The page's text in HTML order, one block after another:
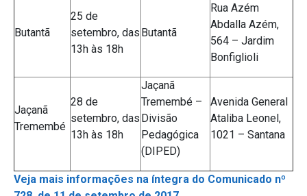
Butantã
25 de
setembro, das
13h às 18h
Butantã
Rua Azém
Abdalla Azém,
564 – Jardim
Bonfiglioli
Jaçanã
Tremembé
28 de
setembro, das
13h às 18h
Jaçanã
Tremembé –
Divisão
Pedagógica
(DIPED)
Avenida General
Ataliba Leonel,
1021 – Santana
Veja mais informações na íntegra do Comunicado nº